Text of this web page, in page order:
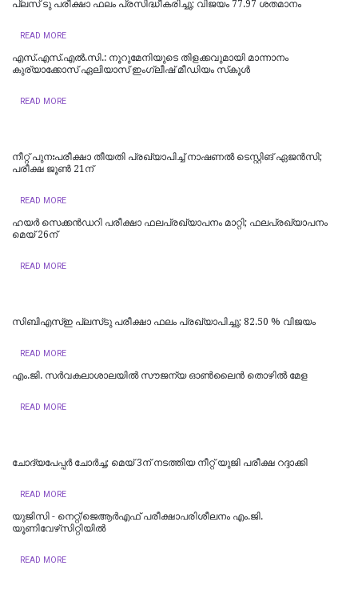
പ്ലസ് ടു പരീക്ഷാ ഫലം പ്രസിദ്ധീകരിച്ചു; വിജയം 77.97 ശതമാനം
READ MORE
എസ്.എസ്.എൽ.സി.: നൂറുമേനിയുടെ തിളക്കവുമായി മാന്നാനം
കുര്യാക്കോസ് ഏലിയാസ് ഇംഗ്ലീഷ് മീഡിയം സ്‌കൂൾ
READ MORE
നീറ്റ് പുനഃപരീക്ഷാ തീയതി പ്രഖ്യാപിച്ച് നാഷണൽ ടെസ്റ്റിങ് ഏജൻസി;
പരീക്ഷ ജൂൺ 21ന്
READ MORE
ഹയർ സെക്കൻഡറി പരീക്ഷാ ഫലപ്രഖ്യാപനം മാറ്റി; ഫലപ്രഖ്യാപനം
മെയ് 26ന്
READ MORE
സിബിഎസ്ഇ പ്ലസ്‌ടു പരീക്ഷാ ഫലം പ്രഖ്യാപിച്ചു; 82.50 % വിജയം
READ MORE
എം.ജി. സർവകലാശാലയിൽ സൗജന്യ ഓണ്‍ലൈന്‍ തൊഴില്‍ മേള
READ MORE
ചോദ്യപേപ്പര്‍ ചോര്‍ച്ച; മെയ് 3ന് നടത്തിയ നീറ്റ് യുജി പരീക്ഷ റദ്ദാക്കി
READ MORE
യുജിസി - നെറ്റ്/ജെആർഎഫ് പരീക്ഷാപരിശീലനം എം.ജി.
യൂണിവേഴ്‌സിറ്റിയില്‍
READ MORE